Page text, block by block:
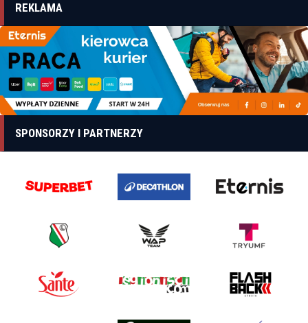
REKLAMA
SPONSORZY I PARTNERZY